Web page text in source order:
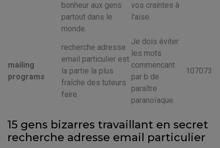
bonheur aux gens
partout dans le
monde.
vos craintes à
l'aise.
mailing
programs
recherche adresse
email particulier est
la partie la plus
fraîche des tuteurs
faire.
Je dois éviter
les mots
commencant
par b de
paraître
paranoïaque.
107073
15 gens bizarres travaillant en secret
recherche adresse email particulier